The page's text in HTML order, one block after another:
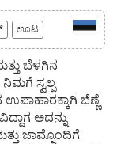
ಊಟ
ಬೆಳಗಿನ
ಸ್ವಲ್ಪ
ಬೆಣ್ಣೆ
ಅದನ್ನು
ಜಾಮ್ನೊಂದಿಗೆ